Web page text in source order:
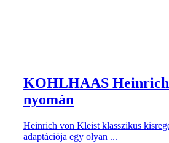
KOHLHAAS
nyomán
Heinrich von Kleist klasszikus
adaptációja egy olyan ...